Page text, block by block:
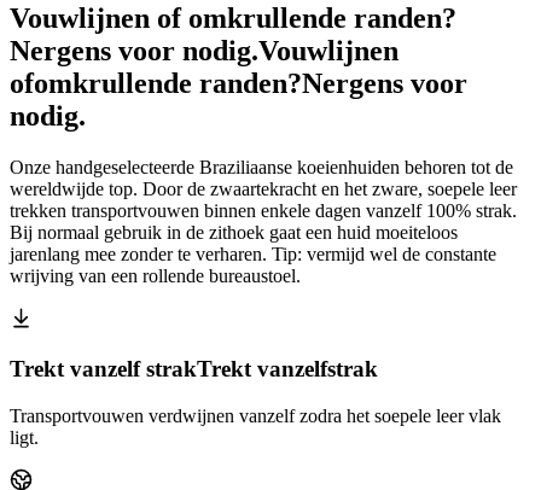
Vouwlijnen of omkrullende randen?
Nergens voor nodig.Vouwlijnen
ofomkrullende randen?Nergens voor
nodig.
Onze handgeselecteerde Braziliaanse koeienhuiden behoren tot de
wereldwijde top. Door de zwaartekracht en het zware, soepele leer
trekken transportvouwen binnen enkele dagen vanzelf 100% strak.
Bij normaal gebruik in de zithoek gaat een huid moeiteloos
jarenlang mee zonder te verharen. Tip: vermijd wel de constante
wrijving van een rollende bureaustoel.
Trekt vanzelf strakTrekt vanzelfstrak
Transportvouwen verdwijnen vanzelf zodra het soepele leer vlak
ligt.